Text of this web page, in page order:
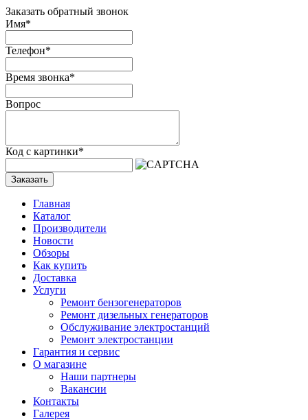
Заказать обратный звонок
Имя*
Телефон*
Время звонка*
Вопрос
Код с картинки*
Заказать
Главная
Каталог
Производители
Новости
Обзоры
Как купить
Доставка
Услуги
Ремонт бензогенераторов
Ремонт дизельных генераторов
Обслуживание электростанций
Ремонт электростанции
Гарантия и сервис
О магазине
Наши партнеры
Вакансии
Контакты
Галерея